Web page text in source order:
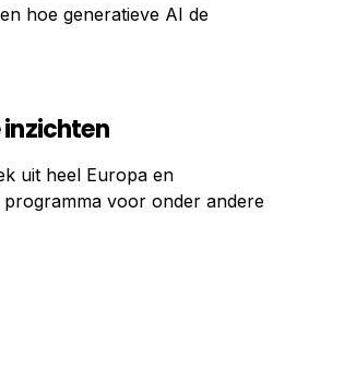
hoe generatieve AI de
uit heel Europa en
voor onder andere